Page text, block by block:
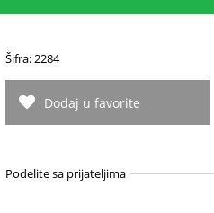
Šifra: 2284
Dodaj u favorite
Podelite sa prijateljima